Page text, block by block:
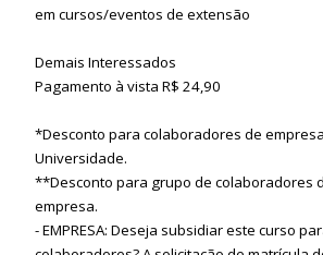
em cursos/eventos de extensão
Demais Interessados
Pagamento à vista R$ 24,90
*Desconto para colaboradores de
Universidade.
**Desconto para grupo de colaboradores
empresa.
- EMPRESA: Deseja subsidiar este curso